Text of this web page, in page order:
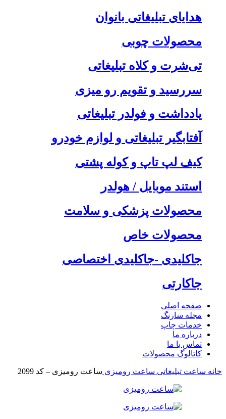
هدایای تبلیغاتی بانوان
محصولات چوبی
تی‌شرت و کلاه تبلیغاتی
سررسید و تقویم رو میزی
یادداشت و فولدر تبلیغاتی
آفتابگیر تبلیغاتی و لوازم خودرو
کیف لپ تاپ و کوله پشتی
استند موبایل / هولدر
محصولات پزشکی و سلامت
محصولات خاص
جاکلیدی -جاکلیدی اختصاصی
جاکارتی
صفحه اصلی
مجله سارنگ
خدمات چاپ
درباره ما
تماس با ما
کاتالوگ محصولات
خانه ساعت تبلیغاتی ساعت رومیزی ساعت رومیزی – کد 2099